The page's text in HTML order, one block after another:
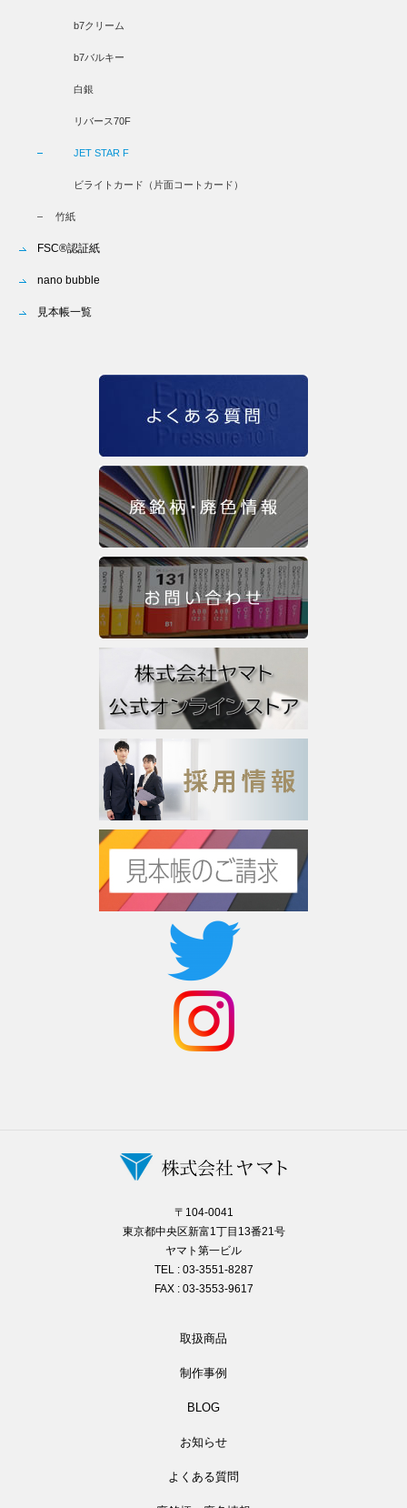
b7クリーム
b7バルキー
白銀
リバース70F
JET STAR F
ビライトカード（片面コートカード）
竹紙
FSC®認証紙
nano bubble
見本帳一覧
〒104-0041
東京都中央区新富1丁目13番21号
ヤマト第一ビル
TEL : 03-3551-8287
FAX : 03-3553-9617
取扱商品
制作事例
BLOG
お知らせ
よくある質問